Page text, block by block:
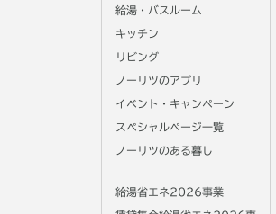
給湯・バスルーム
キッチン
リビング
ノーリツのアプリ
イベント・キャンペーン
スペシャルページ一覧
ノーリツのある暮し
給湯省エネ2026事業